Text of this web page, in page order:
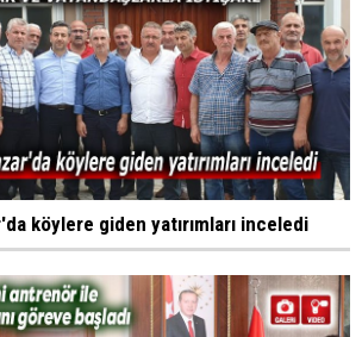
köylere giden yatırımları inceledi